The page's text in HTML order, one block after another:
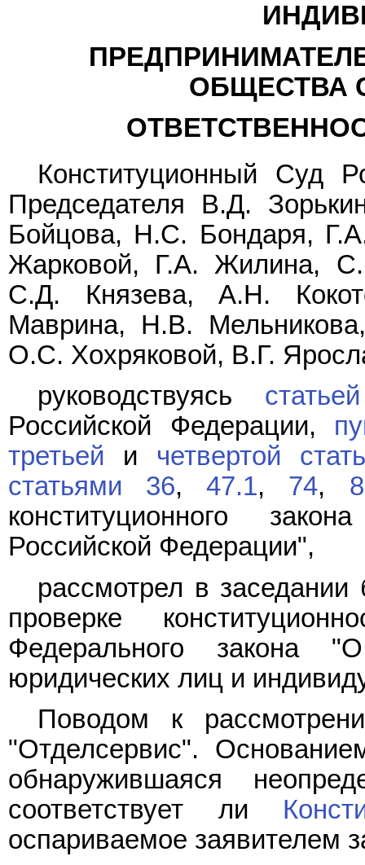
ОБЩЕСТВА
Конституционный Суд
Председателя В.Д.
Бойцова, Н.С. Бондаря,
Жарковой, Г.А. Жилина,
С.Д. Князева, А.Н.
Маврина, Н.В.
О.С. Хохряковой, В.Г.
руководствуясь
Российской Федерации,
третьей и четвертой
статьями 36,47.1, 74,
конституционного
Российской Федерации",
рассмотрел в
проверке
Федерального закона "О
юридических лиц и
Поводом к
"Отделсервис".
обнаружившаяся
соответствует ли
оспариваемое заявителем